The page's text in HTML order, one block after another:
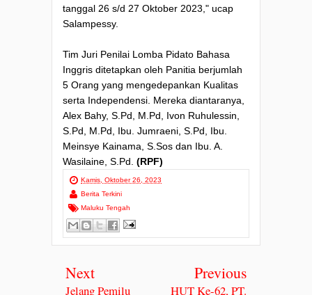
tanggal 26 s/d 27 Oktober 2023," ucap
Salampessy.
Tim Juri Penilai Lomba Pidato Bahasa
Inggris ditetapkan oleh Panitia berjumlah
5 Orang yang mengedepankan Kualitas
serta Independensi. Mereka diantaranya,
Alex Bahy, S.Pd, M.Pd, Ivon Ruhulessin,
S.Pd, M.Pd, Ibu. Jumraeni, S.Pd, Ibu.
Meinsye Kainama, S.Sos dan Ibu. A.
Wasilaine, S.Pd. (RPF)
Kamis, Oktober 26, 2023
Berita Terkini
Maluku Tengah
Next
Jelang Pemilu
Previous
HUT Ke-62, PT.